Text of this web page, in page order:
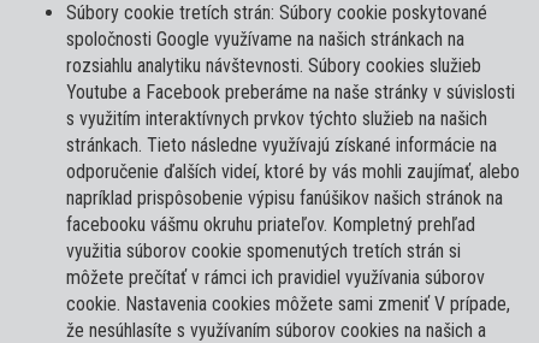
Súbory cookie tretích strán: Súbory cookie poskytované
spoločnosti Google využívame na našich stránkach na
rozsiahlu analytiku návštevnosti. Súbory cookies služieb
Youtube a Facebook preberáme na naše stránky v súvislosti
s využitím interaktívnych prvkov týchto služieb na našich
stránkach. Tieto následne využívajú získané informácie na
odporučenie ďalších videí, ktoré by vás mohli zaujímať, alebo
napríklad prispôsobenie výpisu fanúšikov našich stránok na
facebooku vášmu okruhu priateľov. Kompletný prehľad
využitia súborov cookie spomenutých tretích strán si
môžete prečítať v rámci ich pravidiel využívania súborov
cookie. Nastavenia cookies môžete sami zmeniť V prípade,
že nesúhlasíte s využívaním súborov cookies na našich a